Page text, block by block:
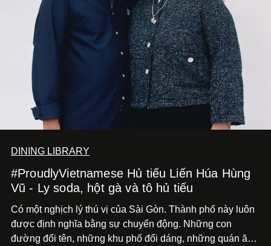
DINING LIBRARY
#ProudlyVietnamese Hủ tiếu Liến Húa Hùng
Vũ - Ly soda, hột gà và tô hủ tiếu
Có một nghịch lý thú vị của Sài Gòn. Thành phố này luôn
được định nghĩa bằng sự chuyển động. Những con
đường đổi tên, những khu phố đổi dáng, những quán ăn